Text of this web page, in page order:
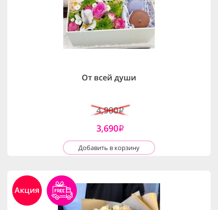
От всей души
4,900i
3,690i
Добавить в корзину
Акция